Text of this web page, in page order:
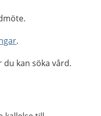
.
kan söka vård.